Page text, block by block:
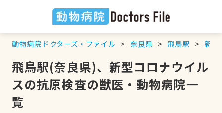
動物病院ドクターズ・ファイル 奈良県 飛鳥駅 新型
飛鳥駅(奈良県)、新型コロナウイル
スの抗原検査の獣医・動物病院一
覧